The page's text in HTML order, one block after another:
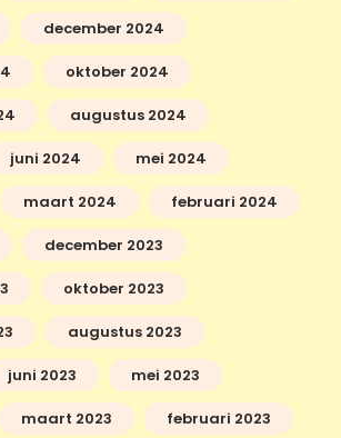
december 2024
oktober 2024
augustus 2024
juni 2024 mei 2024
maart 2024 februari 2024
december 2023
oktober 2023
augustus 2023
juni 2023 mei 2023
maart 2023 februari 2023